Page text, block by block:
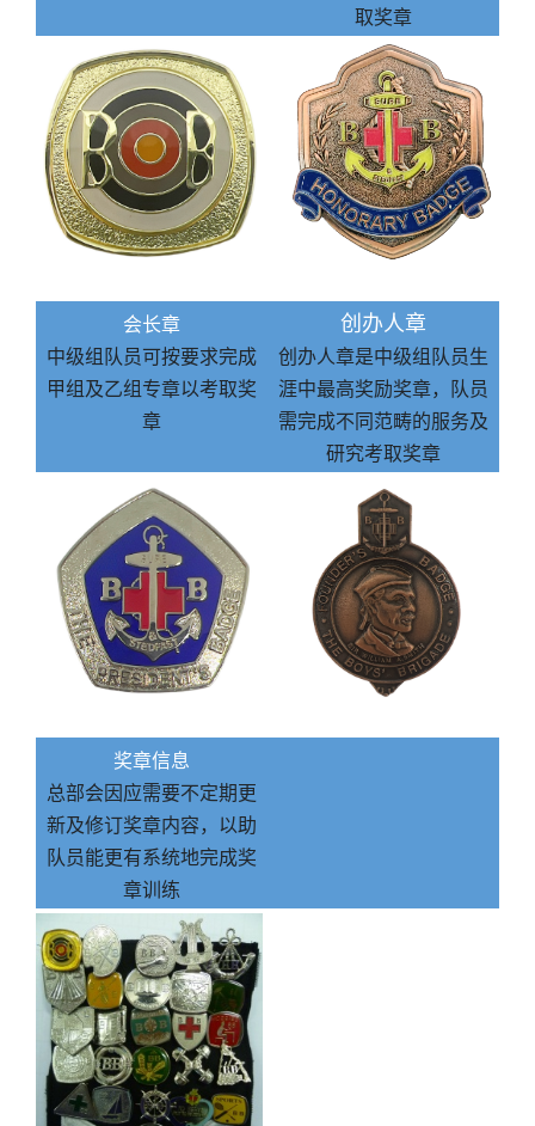
取奖章
会长章
中级组队员可按要求完成
甲组及乙组专章以考取奖
章
创办人章
创办人章是中级组队员生
涯中最高奖励奖章，队员
需完成不同范畴的服务及
研究考取奖章
奖章信息
总部会因应需要不定期更
新及修订奖章内容，以助
队员能更有系统地完成奖
章训练